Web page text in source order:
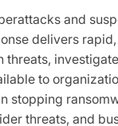
and
delivers
threats,
to
stopping
threats, and